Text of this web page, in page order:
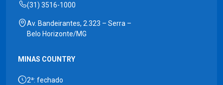
(31) 3516-1000
Av. Bandeirantes, 2.323 – Serra –
Belo Horizonte/MG
MINAS COUNTRY
2ª: fechado